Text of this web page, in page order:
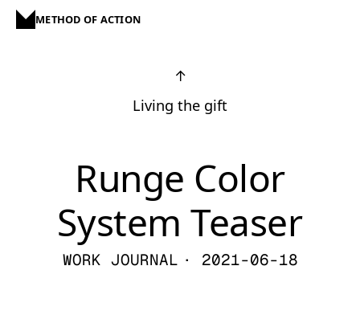
METHOD OF ACTION
↑
Living the gift
Runge Color
System Teaser
WORK JOURNAL · 2021-06-18